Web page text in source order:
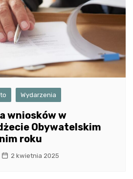
Wydarzenia
wniosków w
Obywatelskim
roku
2 kwietnia 2025